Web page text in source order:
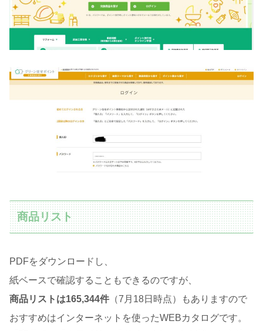
商品リスト
PDFをダウンロードし、
紙ベースで確認することもできるのですが、
商品リストは165,344件 （7月18日時点）もありますので
おすすめはインターネットを使ったWEBカタログです。